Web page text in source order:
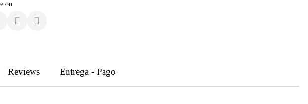
on
Reviews Entrega - Pago